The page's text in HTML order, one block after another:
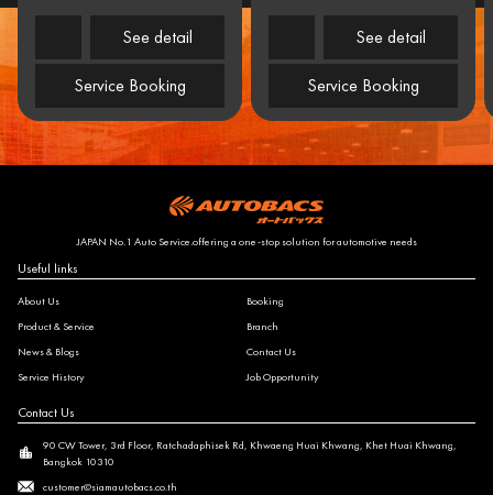
See detail
Service Booking
See detail
Service Booking
JAPAN No.1 Auto Service.offering a one-stop solution for automotive needs
Useful links
About Us
Product & Service
News & Blogs
Service History
Booking
Branch
Contact Us
Job Opportunity
Contact Us
90 CW Tower, 3rd Floor, Ratchadaphisek Rd, Khwaeng Huai Khwang, Khet Huai Khwang,
Bangkok 10310
customer@siamautobacs.co.th